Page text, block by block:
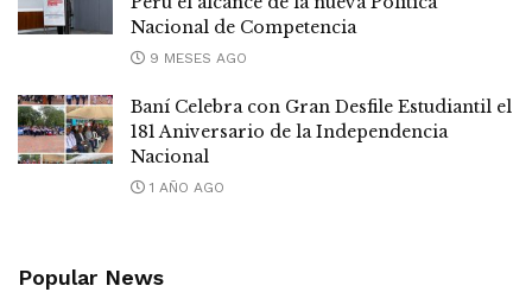
Nacional de Competencia
9 MESES AGO
Baní Celebra con Gran Desfile Estudiantil el
181 Aniversario de la Independencia
Nacional
1 AÑO AGO
Popular News